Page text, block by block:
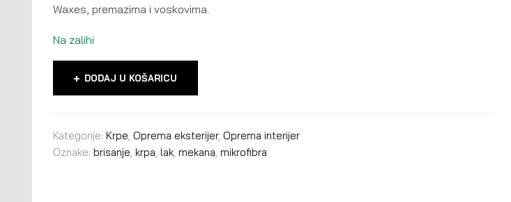
Waxes, premazima i voskovima.
Na zalihi
DODAJ U KOŠARICU
Kategorije: Krpe Oprema eksterijer, Oprema interijer
Oznake: brisanje krpa lak mekana mikrofibra